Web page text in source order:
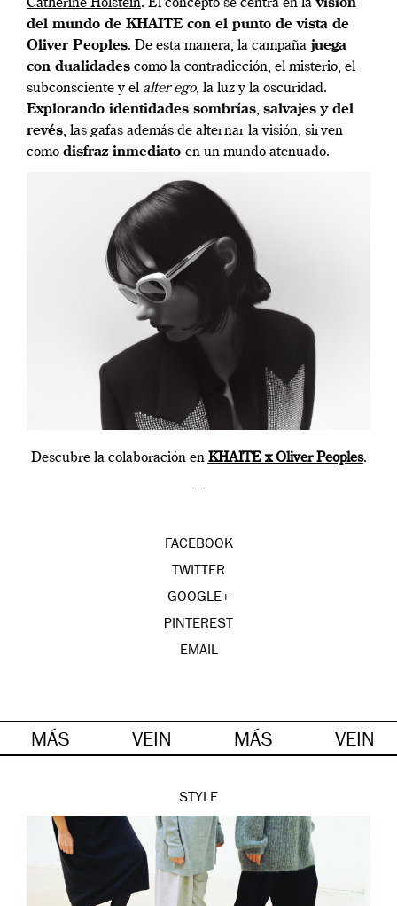
Catherine Holstein. El concepto se centra en la visión
del mundo de KHAITE con el punto de vista de
Oliver Peoples. De esta manera, la campaña juega
con dualidades como la contradicción, el misterio, el
subconsciente y el alter ego, la luz y la oscuridad.
Explorando identidades sombrías, salvajes y del
revés, las gafas además de alternar la visión, sirven
como disfraz inmediato en un mundo atenuado.
Descubre la colaboración en KHAITE x Oliver Peoples.
–
FACEBOOK
TWITTER
GOOGLE+
PINTEREST
EMAIL
MÁS VEIN MÁS VEIN
STYLE